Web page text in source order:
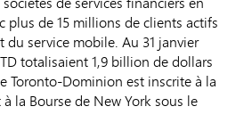
plus de 15 millions de clients actifs
du service mobile. Au 31 janvier
totalisaient 1,9 billion de dollars
Toronto-Dominion est inscrite à la
à la Bourse de New York sous le